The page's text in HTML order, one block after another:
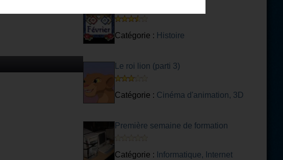
Catégorie : Histoire
Le roi lion (parti 3)
Catégorie : Cinéma d'animation, 3D
Première semaine de formation
Catégorie : Informatique, Internet